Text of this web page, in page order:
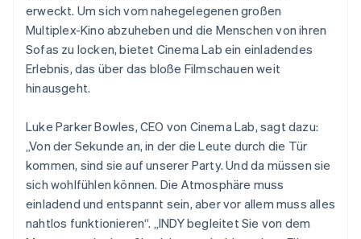
erweckt. Um sich vom nahegelegenen großen
Multiplex-Kino abzuheben und die Menschen von ihren
Sofas zu locken, bietet Cinema Lab ein einladendes
Erlebnis, das über das bloße Filmschauen weit
hinausgeht.
Luke Parker Bowles, CEO von Cinema Lab, sagt dazu:
„Von der Sekunde an, in der die Leute durch die Tür
kommen, sind sie auf unserer Party. Und da müssen sie
sich wohlfühlen können. Die Atmosphäre muss
einladend und entspannt sein, aber vor allem muss alles
nahtlos funktionieren“. „INDY begleitet Sie von dem